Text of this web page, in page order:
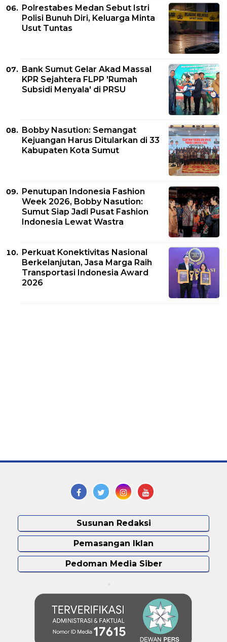
Polrestabes Medan Sebut Istri
Polisi Bunuh Diri, Keluarga Minta
Usut Tuntas
Bank Sumut Gelar Akad Massal
KPR Sejahtera FLPP 'Rumah
Subsidi Menyala' di PRSU
Bobby Nasution: Semangat
Kejuangan Harus Ditularkan di 33
Kabupaten Kota Sumut
Penutupan Indonesia Fashion
Week 2026, Bobby Nasution:
Sumut Siap Jadi Pusat Fashion
Indonesia Lewat Wastra
Perkuat Konektivitas Nasional
Berkelanjutan, Jasa Marga Raih
Transportasi Indonesia Award
2026
Susunan Redaksi
Pemasangan Iklan
Pedoman Media Siber